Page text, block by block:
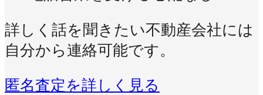
詳しく話を聞きたい不動産会社には
自分から連絡可能です。
匿名査定を詳しく見る